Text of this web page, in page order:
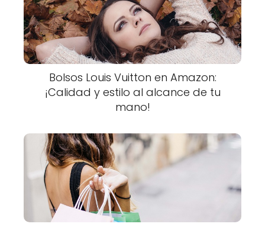
Bolsos Louis Vuitton en Amazon:
¡Calidad y estilo al alcance de tu
mano!